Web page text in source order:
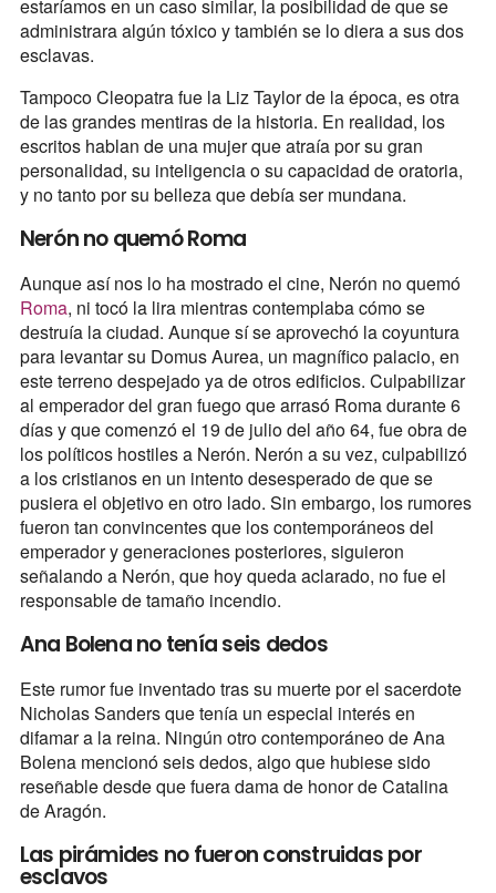
estaríamos en un caso similar, la posibilidad de que se
administrara algún tóxico y también se lo diera a sus dos
esclavas.
Tampoco Cleopatra fue la Liz Taylor de la época, es otra
de las grandes mentiras de la historia. En realidad, los
escritos hablan de una mujer que atraía por su gran
personalidad, su inteligencia o su capacidad de oratoria,
y no tanto por su belleza que debía ser mundana.
Nerón no quemó Roma
Aunque así nos lo ha mostrado el cine, Nerón no quemó
Roma, ni tocó la lira mientras contemplaba cómo se
destruía la ciudad. Aunque sí se aprovechó la coyuntura
para levantar su Domus Aurea, un magnífico palacio, en
este terreno despejado ya de otros edificios. Culpabilizar
al emperador del gran fuego que arrasó Roma durante 6
días y que comenzó el 19 de julio del año 64, fue obra de
los políticos hostiles a Nerón. Nerón a su vez, culpabilizó
a los cristianos en un intento desesperado de que se
pusiera el objetivo en otro lado. Sin embargo, los rumores
fueron tan convincentes que los contemporáneos del
emperador y generaciones posteriores, siguieron
señalando a Nerón, que hoy queda aclarado, no fue el
responsable de tamaño incendio.
Ana Bolena no tenía seis dedos
Este rumor fue inventado tras su muerte por el sacerdote
Nicholas Sanders que tenía un especial interés en
difamar a la reina. Ningún otro contemporáneo de Ana
Bolena mencionó seis dedos, algo que hubiese sido
reseñable desde que fuera dama de honor de Catalina
de Aragón.
Las pirámides no fueron construidas por
esclavos